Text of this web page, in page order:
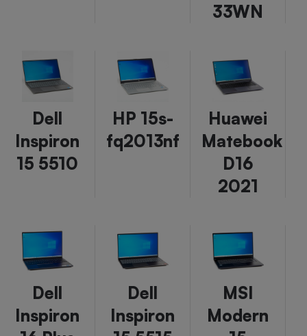
33WN
Dell
Inspiron
15 5510
HP 15s-
fq2013nf
Huawei
Matebook
D16
2021
Dell
Inspiron
Dell
Inspiron
MSI
Modern